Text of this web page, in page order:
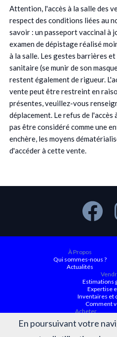
En poursuivant votre
Attention, l'accès à la salle des
respect des conditions liées au
savoir : un passeport vaccinal à
examen de dépistage réalisé
à la salle. Les gestes barrières
sanitaire (se munir de son
restent également de rigueur.
vente peut être restreint en
présentes, veuillez-vous
déplacement. Le refus de l'accès
pas être considéré comme une
enchère, les moyens
d'accéder à cette vente.
À Propos
Qui sommes-nous ?
Actualités
Estimations
Expertise
Inventaires et
Comment
Acheter
Ordre d'achat